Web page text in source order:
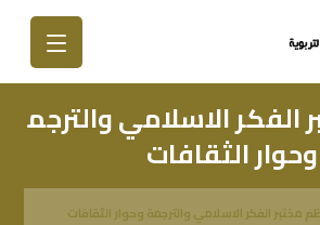
الاسلامي والترجم
الثقافات
مختبر الفكر الاسلامي والترجمة وحوار الثقافات